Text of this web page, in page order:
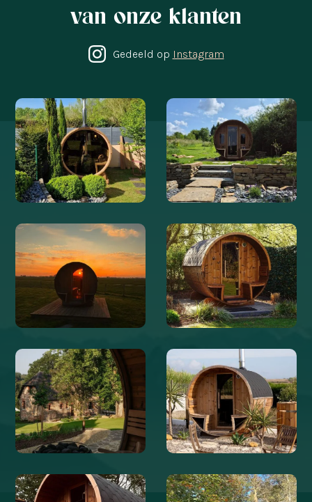
van onze klanten
Gedeeld op Instagram
@WELVAERE @WELVAERE
@BOERDERIJDEGROTELIEFDE @KASTEELHOEVEDEERP
@LETEMPSDEVIVRE @BLANCOBUNGALOW